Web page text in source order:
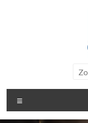
naar
elkaar
met
je